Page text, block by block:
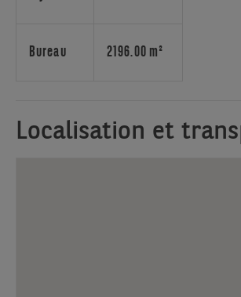
Bureau 2196.00 m²
Localisation et